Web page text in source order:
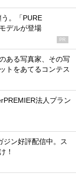
う。「PURE
デルが登場
PR
ある写真家、その写
トをあてるコンテス
法人プラン
ジン好評配信中。ス
！